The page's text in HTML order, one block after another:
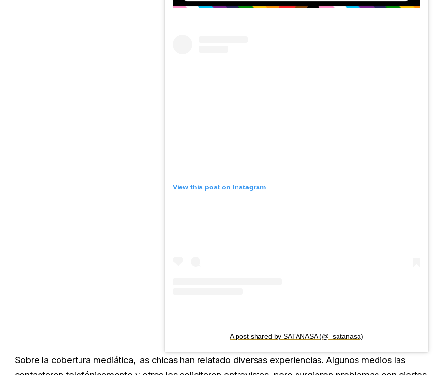
View this post on Instagram
A post shared by SATANASA (@_satanasa)
Sobre la cobertura mediática, las chicas han relatado diversas experiencias. Algunos medios las